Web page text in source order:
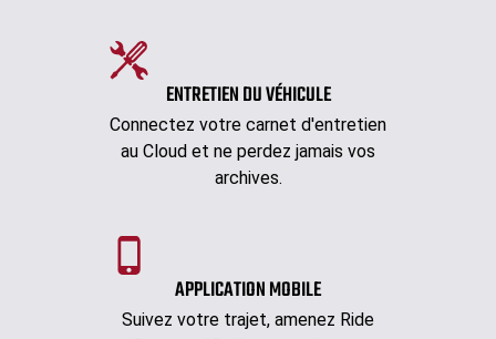
ENTRETIEN DU VÉHICULE
Connectez votre carnet d'entretien
au Cloud et ne perdez jamais vos
archives.
APPLICATION MOBILE
Suivez votre trajet, amenez Ride